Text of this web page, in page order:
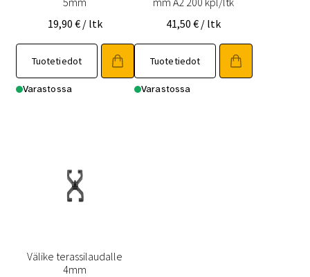
19,90 € / ltk
Tuotetiedot
Varastossa
41,50€ / ltk
Tuotetiedot
Varastossa
Välike terassilaudalle
4mm